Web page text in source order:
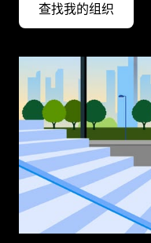
查找我的组织